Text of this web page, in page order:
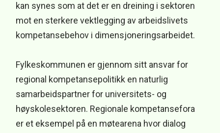
kan synes som at det er en dreining i sektoren
mot en sterkere vektlegging av arbeidslivets
kompetansebehov i dimensjoneringsarbeidet.
Fylkeskommunen er gjennom sitt ansvar for
regional kompetansepolitikk en naturlig
samarbeidspartner for universitets- og
høyskolesektoren. Regionale kompetansefora
er et eksempel på en møtearena hvor dialog